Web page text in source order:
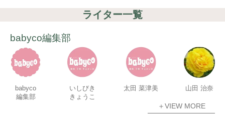
ライター一覧
babyco編集部
babyco
編集部
いしびき
きょうこ
太田 菜津美 山田 治奈
＋VIEW MORE